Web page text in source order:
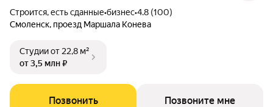
Строится, есть сданные•бизнес•4.8 (100)
Смоленск, проезд Маршала Конева
Студииот 22,8 м²
от 3,5 млн ₽
Позвонить Позвоните мне